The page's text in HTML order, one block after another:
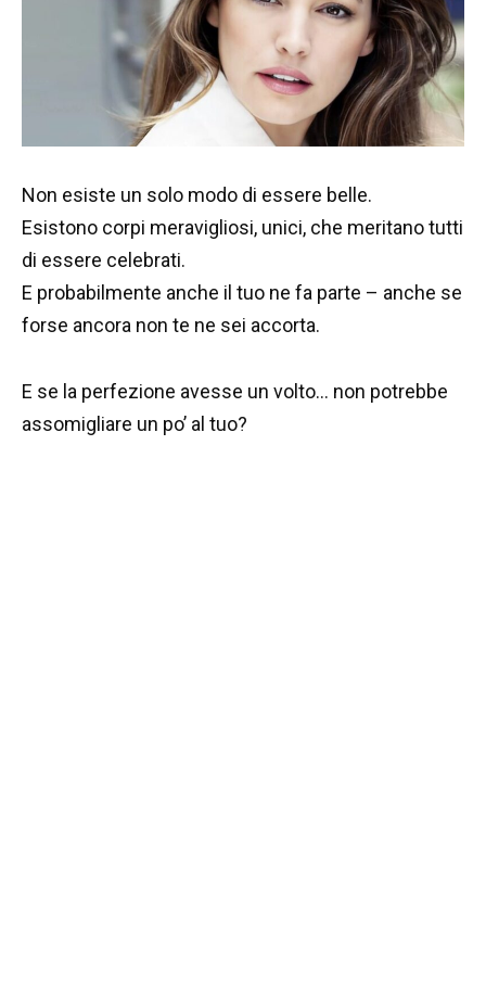
Non esiste un solo modo di essere belle.
Esistono corpi meravigliosi, unici, che meritano tutti
di essere celebrati.
E probabilmente anche il tuo ne fa parte – anche se
forse ancora non te ne sei accorta.
E se la perfezione avesse un volto… non potrebbe
assomigliare un po’ al tuo?